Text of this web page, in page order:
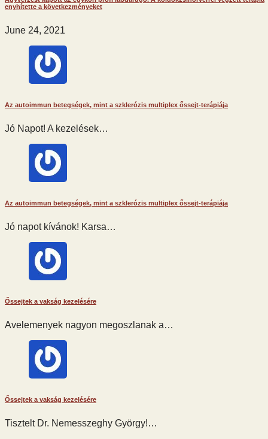
enyhítette a következményeket
June 24, 2021
Az autoimmun betegségek, mint a szklerózis multiplex őssejt-terápiája
Jó Napot! A kezelések…
Az autoimmun betegségek, mint a szklerózis multiplex őssejt-terápiája
Jó napot kívánok! Karsa…
Őssejtek a vakság kezelésére
Avelemenyek nagyon megoszlanak a…
Őssejtek a vakság kezelésére
Tisztelt Dr. Nemesszeghy György!…